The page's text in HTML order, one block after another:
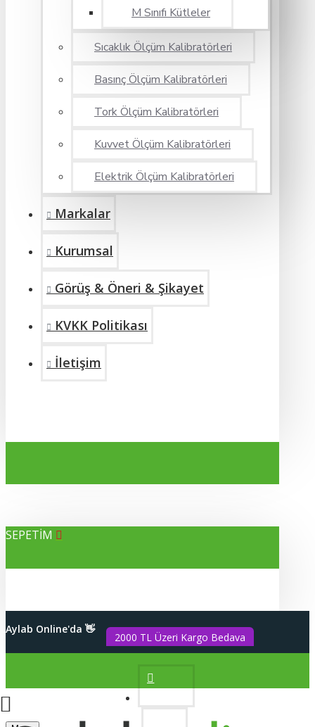
M Sınıfı Kütleler
Sıcaklık Ölçüm Kalibratörleri
Basınç Ölçüm Kalibratörleri
Tork Ölçüm Kalibratörleri
Kuvvet Ölçüm Kalibratörleri
Elektrik Ölçüm Kalibratörleri
Markalar
Kurumsal
Görüş & Öneri & Şikayet
KVKK Politikası
İletişim
SEPETİM
Aylab Online'da 👋
2000 TL Üzeri Kargo Bedava